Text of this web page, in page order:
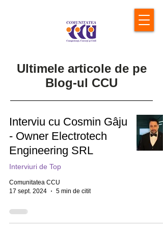
Ultimele articole de pe
Blog-ul CCU
Interviu cu Cosmin Gâju
- Owner Electrotech
Engineering SRL
Interviuri de Top
Comunitatea CCU
17 sept. 2024
5 min de citit